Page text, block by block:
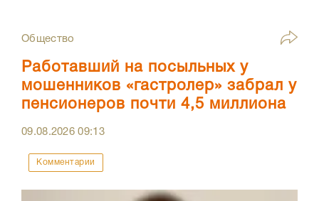
Общество
Работавший на посыльных у
мошенников «гастролер» забрал у
пенсионеров почти 4,5 миллиона
09.08.202609:13
Комментарии